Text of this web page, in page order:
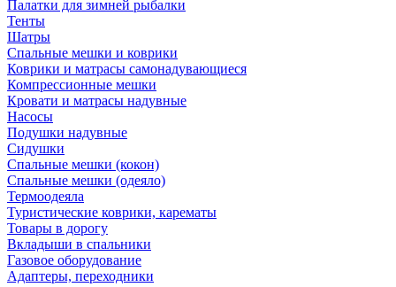
Палатки для зимней рыбалки
Тенты
Шатры
Спальные мешки и коврики
Коврики и матрасы самонадувающиеся
Компрессионные мешки
Кровати и матрасы надувные
Насосы
Подушки надувные
Сидушки
Спальные мешки (кокон)
Спальные мешки (одеяло)
Термоодеяла
Туристические коврики, карематы
Товары в дорогу
Вкладыши в спальники
Газовое оборудование
Адаптеры, переходники